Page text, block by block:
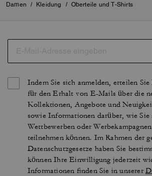
Damen / Kleidung / Oberteile und T-Shirts
Indem Sie sich anmelden, erteilen
für den Erhalt von E-Mails über die
Kollektionen, Angebote und
sowie Informationen darüber, wie Sie
Wettbewerben oder
teilnehmen können. Im Rahmen der
Datenschutzgesetze haben Sie
können Ihre Einwilligung jederzeit
Informationen finden Sie in unserer